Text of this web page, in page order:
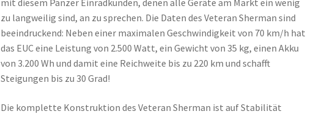
mit diesem Panzer Einradkunden, denen alle Geräte am Markt ein wenig
zu langweilig sind, an zu sprechen. Die Daten des Veteran Sherman sind
beeindruckend: Neben einer maximalen Geschwindigkeit von 70 km/h hat
das EUC eine Leistung von 2.500 Watt, ein Gewicht von 35 kg, einen Akku
von 3.200 Wh und damit eine Reichweite bis zu 220 km und schafft
Steigungen bis zu 30 Grad!
Die komplette Konstruktion des Veteran Sherman ist auf Stabilität